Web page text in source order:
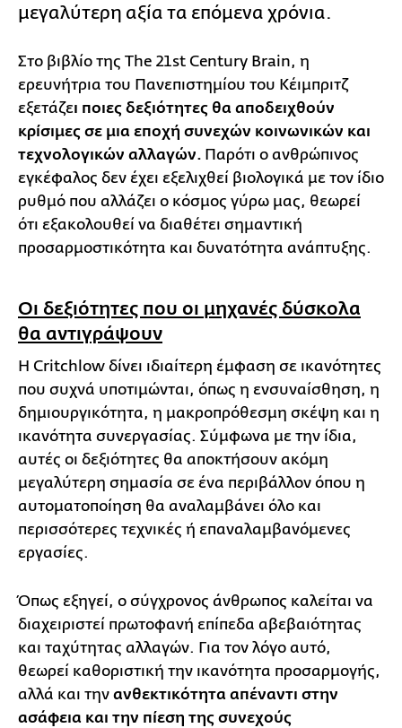
μεγαλύτερη αξία τα επόμενα χρόνια.
Στο βιβλίο της The 21st Century Brain, η
ερευνήτρια του Πανεπιστημίου του Κέιμπριτζ
εξετάζει ποιες δεξιότητες θα αποδειχθούν
κρίσιμες σε μια εποχή συνεχών κοινωνικών και
τεχνολογικών αλλαγών. Παρότι ο ανθρώπινος
εγκέφαλος δεν έχει εξελιχθεί βιολογικά με τον ίδιο
ρυθμό που αλλάζει ο κόσμος γύρω μας, θεωρεί
ότι εξακολουθεί να διαθέτει σημαντική
προσαρμοστικότητα και δυνατότητα ανάπτυξης.
Οι δεξιότητες που οι μηχανές δύσκολα
θα αντιγράψουν
Η Critchlow δίνει ιδιαίτερη έμφαση σε ικανότητες
που συχνά υποτιμώνται, όπως η ενσυναίσθηση, η
δημιουργικότητα, η μακροπρόθεσμη σκέψη και η
ικανότητα συνεργασίας. Σύμφωνα με την ίδια,
αυτές οι δεξιότητες θα αποκτήσουν ακόμη
μεγαλύτερη σημασία σε ένα περιβάλλον όπου η
αυτοματοποίηση θα αναλαμβάνει όλο και
περισσότερες τεχνικές ή επαναλαμβανόμενες
εργασίες.
Όπως εξηγεί, ο σύγχρονος άνθρωπος καλείται να
διαχειριστεί πρωτοφανή επίπεδα αβεβαιότητας
και ταχύτητας αλλαγών. Για τον λόγο αυτό,
θεωρεί καθοριστική την ικανότητα προσαρμογής,
αλλά και την ανθεκτικότητα απέναντι στην
ασάφεια και την πίεση της συνεχούς